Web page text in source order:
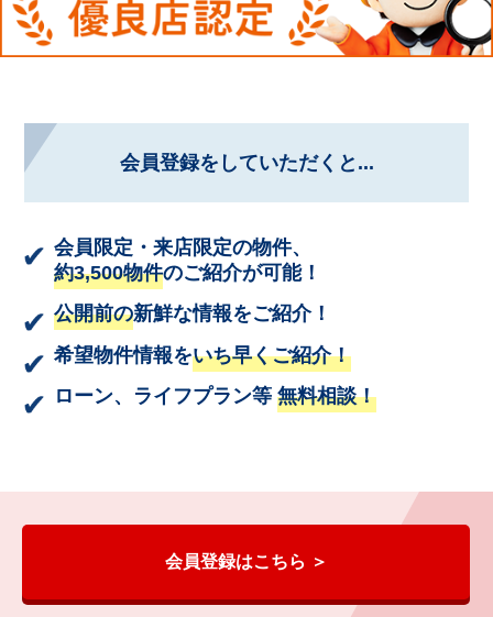
会員登録をしていただくと...
会員限定・来店限定の物件、
約3,500物件のご紹介が可能！
公開前の新鮮な情報をご紹介！
希望物件情報をいち早くご紹介！
ローン、ライフプラン等無料相談！
会員登録はこちら ＞